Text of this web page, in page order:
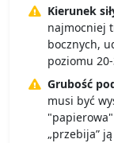
Kierunek
najmocniej
bocznych,
poziomu
Grubość
musi być
„przebija”